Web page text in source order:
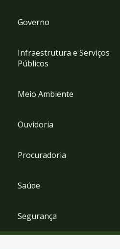
Governo
Infraestrutura e Serviços
Públicos
Meio Ambiente
Ouvidoria
Procuradoria
Saúde
Segurança